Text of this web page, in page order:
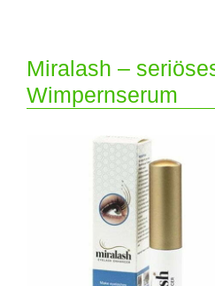
Miralash –
Wimpernserum